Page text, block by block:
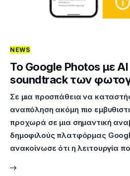
NEWS
Το Google Photos με AI
soundtrack των
Σε μια προσπάθεια να
αναπόληση ακόμη πιο
προχωρά σε μια σημαντική
δημοφιλούς πλατφόρμας
ανακοίνωσε ότι η λειτουργία